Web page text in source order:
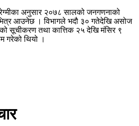
रेग्मीका अनुसार २०७८ सालको जनगणनाको
आउनेछ । विभागले भदौ ३० गतेदेखि असोज
सूचीकरण तथा कात्तिक २५ देखि मंसिर ९
गरेको थियो ।